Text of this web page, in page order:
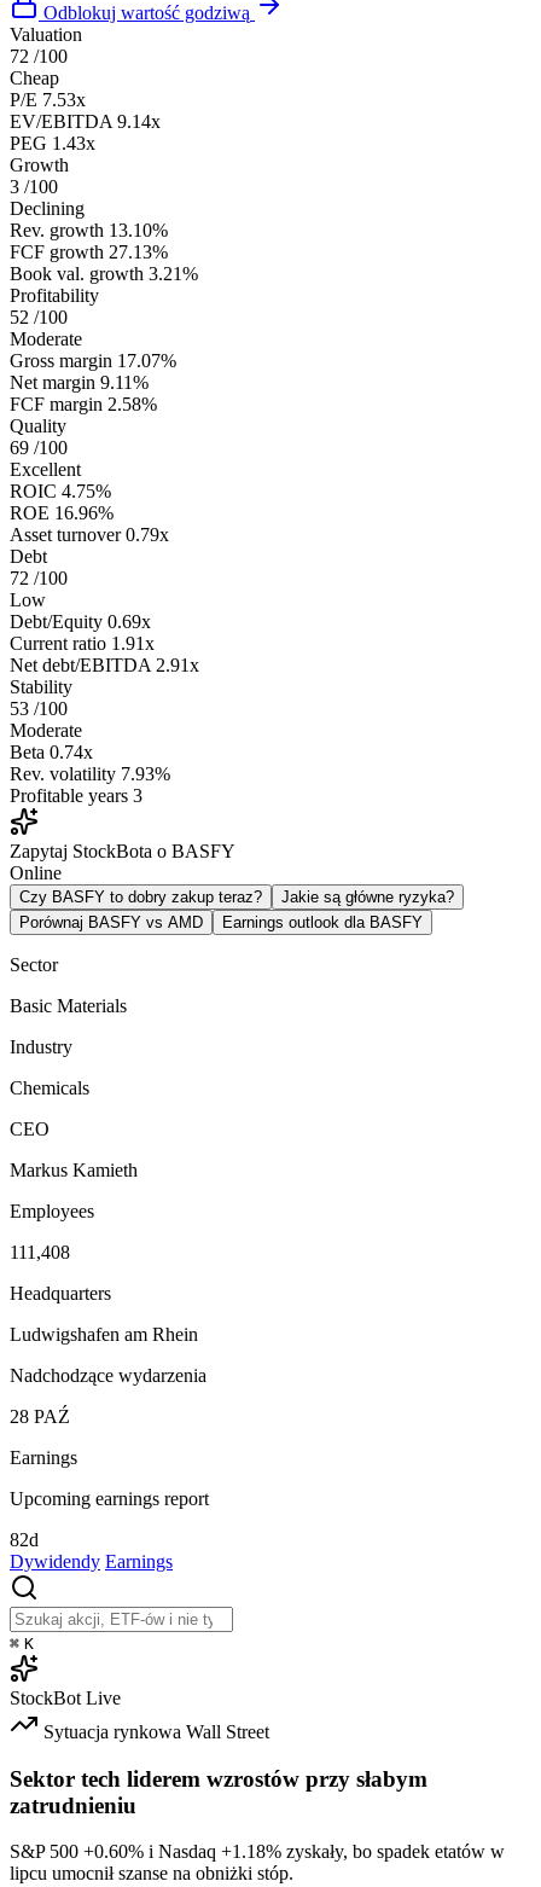
Odblokuj wartość godziwą
Valuation
72 /100
Cheap
P/E 7.53x
EV/EBITDA 9.14x
PEG 1.43x
Growth
3 /100
Declining
Rev. growth 13.10%
FCF growth 27.13%
Book val. growth 3.21%
Profitability
52 /100
Moderate
Gross margin 17.07%
Net margin 9.11%
FCF margin 2.58%
Quality
69 /100
Excellent
ROIC 4.75%
ROE 16.96%
Asset turnover 0.79x
Debt
72 /100
Low
Debt/Equity 0.69x
Current ratio 1.91x
Net debt/EBITDA 2.91x
Stability
53 /100
Moderate
Beta 0.74x
Rev. volatility 7.93%
Profitable years 3
Zapytaj StockBota o BASFY
Online
Czy BASFY to dobry zakup teraz?
Jakie są główne ryzyka?
Porównaj BASFY vs AMD
Earnings outlook dla BASFY
Sector
Basic Materials
Industry
Chemicals
CEO
Markus Kamieth
Employees
111,408
Headquarters
Ludwigshafen am Rhein
Nadchodzące wydarzenia
28 PAŹ
Earnings
Upcoming earnings report
82d
Dywidendy Earnings
⌘ K
StockBot Live
Sytuacja rynkowa Wall Street
Sektor tech liderem wzrostów przy słabym
zatrudnieniu
S&P 500 +0.60% i Nasdaq +1.18% zyskały, bo spadek etatów w
lipcu umocnił szanse na obniżki stóp.